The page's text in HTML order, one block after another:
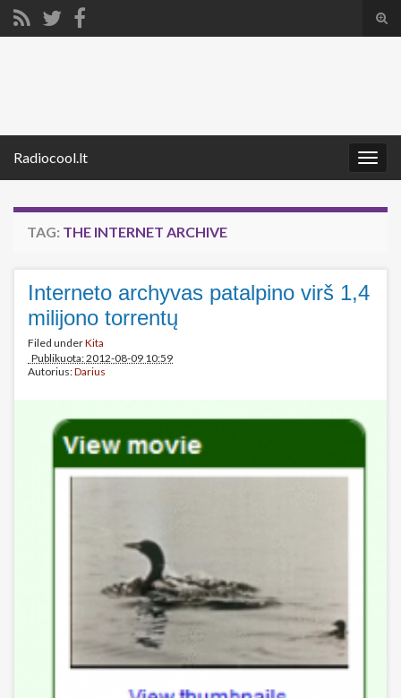
Radiocool.lt
TAG: THE INTERNET ARCHIVE
Interneto archyvas patalpino virš 1,4
milijono torrentų
Filed underKita
Publikuota: 2012-08-09 10:59
Autorius:Darius